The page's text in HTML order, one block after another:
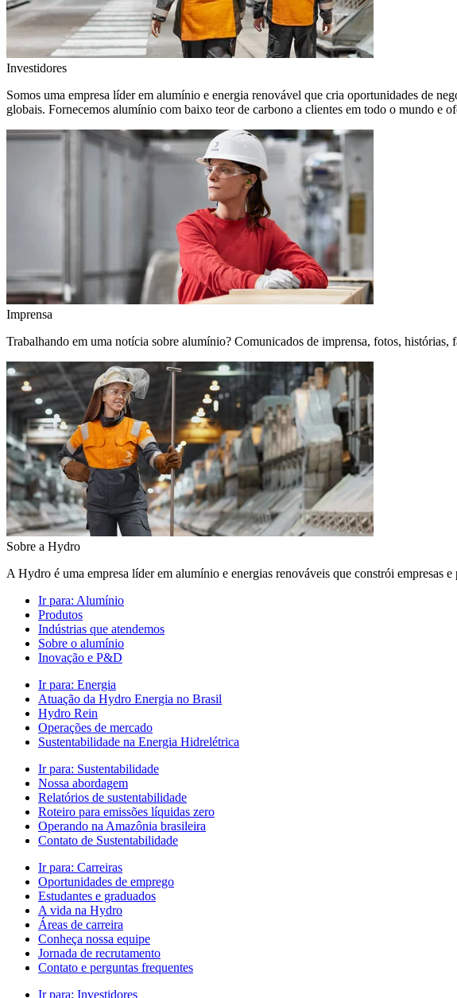
Investidores
Somos uma empresa líder em alumínio e energia renovável que cria oportunidades de
globais. Fornecemos alumínio com baixo teor de carbono a clientes em todo o mundo e
Imprensa
Trabalhando em uma notícia sobre alumínio? Comunicados de imprensa, fotos, histórias,
Sobre a Hydro
A Hydro é uma empresa líder em alumínio e energias renováveis que constrói empresas
Ir para: Alumínio
Produtos
Indústrias que atendemos
Sobre o alumínio
Inovação e P&D
Ir para: Energia
Atuação da Hydro Energia no Brasil
Hydro Rein
Operações de mercado
Sustentabilidade na Energia Hidrelétrica
Ir para: Sustentabilidade
Nossa abordagem
Relatórios de sustentabilidade
Roteiro para emissões líquidas zero
Operando na Amazônia brasileira
Contato de Sustentabilidade
Ir para: Carreiras
Oportunidades de emprego
Estudantes e graduados
A vida na Hydro
Áreas de carreira
Conheça nossa equipe
Jornada de recrutamento
Contato e perguntas frequentes
Ir para: Investidores